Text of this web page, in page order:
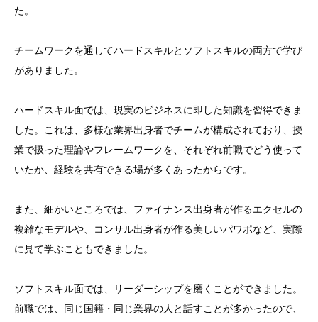
た。
チームワークを通してハードスキルとソフトスキルの両方で学び
がありました。
ハードスキル面では、現実のビジネスに即した知識を習得できま
した。これは、多様な業界出身者でチームが構成されており、授
業で扱った理論やフレームワークを、それぞれ前職でどう使って
いたか、経験を共有できる場が多くあったからです。
また、細かいところでは、ファイナンス出身者が作るエクセルの
複雑なモデルや、コンサル出身者が作る美しいパワポなど、実際
に見て学ぶこともできました。
ソフトスキル面では、リーダーシップを磨くことができました。
前職では、同じ国籍・同じ業界の人と話すことが多かったので、